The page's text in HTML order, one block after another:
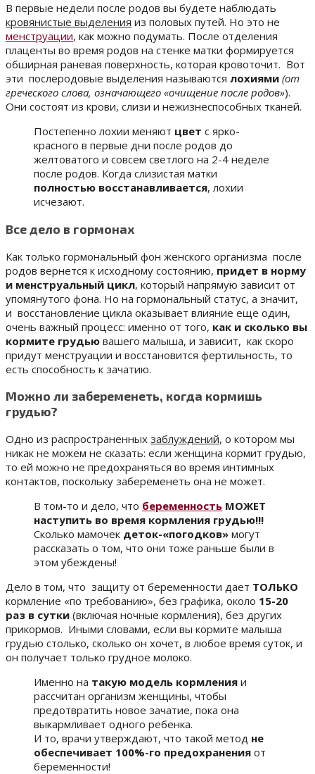
В первые недели после родов вы будете наблюдать
кровянистые выделения из половых путей. Но это не
менструации, как можно подумать. После отделения
плаценты во время родов на стенке матки формируется
обширная раневая поверхность, которая кровоточит. Вот
эти послеродовые выделения называются лохиями (от
греческого слова, означающего «очищение после родов»).
Они состоят из крови, слизи и нежизнеспособных тканей.
Постепенно лохии меняют цвет с ярко-
красного в первые дни после родов до
желтоватого и совсем светлого на 2-4 неделе
после родов. Когда слизистая матки
полностью восстанавливается, лохии
исчезают.
Все дело в гормонах
Как только гормональный фон женского организма после
родов вернется к исходному состоянию, придет в норму
и менструальный цикл, который напрямую зависит от
упомянутого фона. Но на гормональный статус, а значит,
и восстановление цикла оказывает влияние еще один,
очень важный процесс: именно от того, как и сколько вы
кормите грудью вашего малыша, и зависит, как скоро
придут менструации и восстановится фертильность, то
есть способность к зачатию.
Можно ли забеременеть, когда кормишь
грудью?
Одно из распространенных заблуждений, о котором мы
никак не можем не сказать: если женщина кормит грудью,
то ей можно не предохраняться во время интимных
контактов, поскольку забеременеть она не может.
В том-то и дело, что беременность МОЖЕТ
наступить во время кормления грудью!!!
Сколько мамочек деток-«погодков» могут
рассказать о том, что они тоже раньше были в
этом убеждены!
Дело в том, что защиту от беременности дает ТОЛЬКО
кормление «по требованию», без графика, около 15-20
раз в сутки (включая ночные кормления), без других
прикормов. Иными словами, если вы кормите малыша
грудью столько, сколько он хочет, в любое время суток, и
он получает только грудное молоко.
Именно на такую модель кормления и
рассчитан организм женщины, чтобы
предотвратить новое зачатие, пока она
выкармливает одного ребенка.
И то, врачи утверждают, что такой метод не
обеспечивает 100%-го предохранения от
беременности!